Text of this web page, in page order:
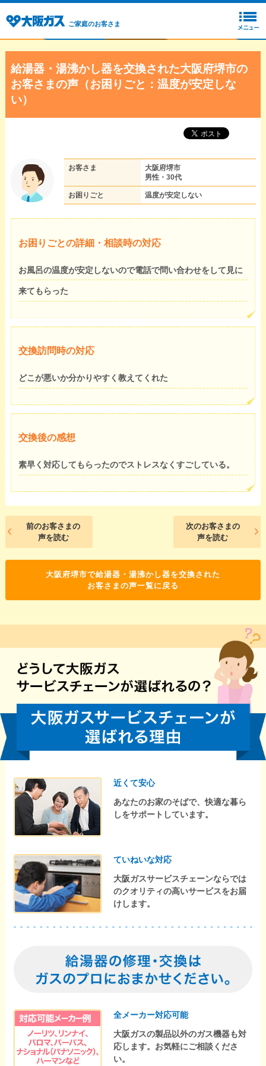
ご家庭のお客さま
給湯器・湯沸かし器を交換された大阪府堺市の
お客さまの声（お困りごと：温度が安定しな
い）
お客さま
大阪府堺市
男性・30代
お困りごと 温度が安定しない
お困りごとの詳細・相談時の対応
お風呂の温度が安定しないので電話で問い合わせをして見に
来てもらった
交換訪問時の対応
どこが悪いか分かりやすく教えてくれた
交換後の感想
素早く対応してもらったのでストレスなくすごしている。
前のお客さまの
声を読む
次のお客さまの
声を読む
大阪府堺市で給湯器・湯沸かし器を交換された
お客さまの声一覧に戻る
近くて安心
あなたのお家のそばで、快適な暮ら
しをサポートしています。
ていねいな対応
大阪ガスサービスチェーンならでは
のクオリティの高いサービスをお届
けします。
全メーカー対応可能
大阪ガスの製品以外のガス機器も対
応します。お気軽にご相談くださ
い。